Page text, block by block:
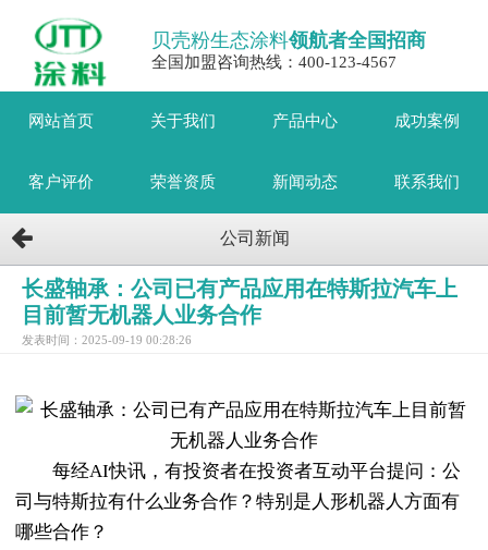
贝壳粉生态涂料领航者全国招商
全国加盟咨询热线：400-123-4567
网站首页 关于我们 产品中心 成功案例
客户评价 荣誉资质 新闻动态 联系我们
公司新闻
长盛轴承：公司已有产品应用在特斯拉汽车上
目前暂无机器人业务合作
发表时间：2025-09-19 00:28:26
每经AI快讯，有投资者在投资者互动平台提问：公
司与特斯拉有什么业务合作？特别是人形机器人方面有
哪些合作？